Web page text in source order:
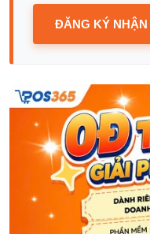
ĐĂNG KÝ NHẬN